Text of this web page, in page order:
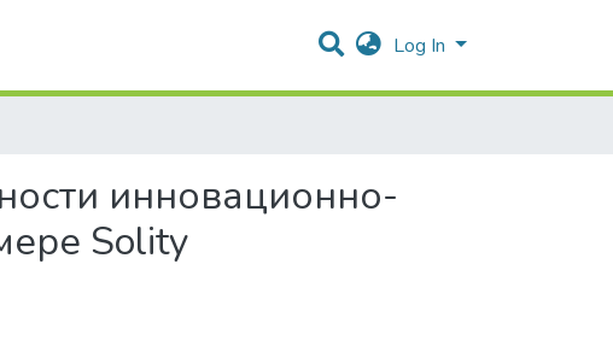
Log In
инновационно-
Solity